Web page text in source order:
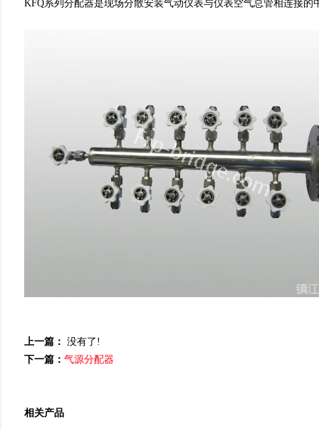
KFQ系列分配器是现场分散安装气动仪表与仪表空气总管相连接的中
上一篇： 没有了!
下一篇： 气源分配器
相关产品